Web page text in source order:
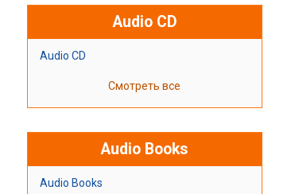
Audio CD
Audio CD
Смотреть все
Audio Books
Audio Books